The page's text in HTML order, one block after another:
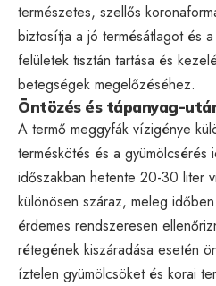
természetes, szellős
biztosítja a jó termésátlagot és
felületek tisztán tartása és
betegségek megelőzéséhez.
Öntözés és tápanyag-
A termő meggyfák vízigénye
terméskötés és a gyümölcsérés
időszakban hetente 20-30 liter
különösen száraz, meleg
érdemes rendszeresen
rétegének kiszáradása esetén
íztelen gyümölcsöket és korai